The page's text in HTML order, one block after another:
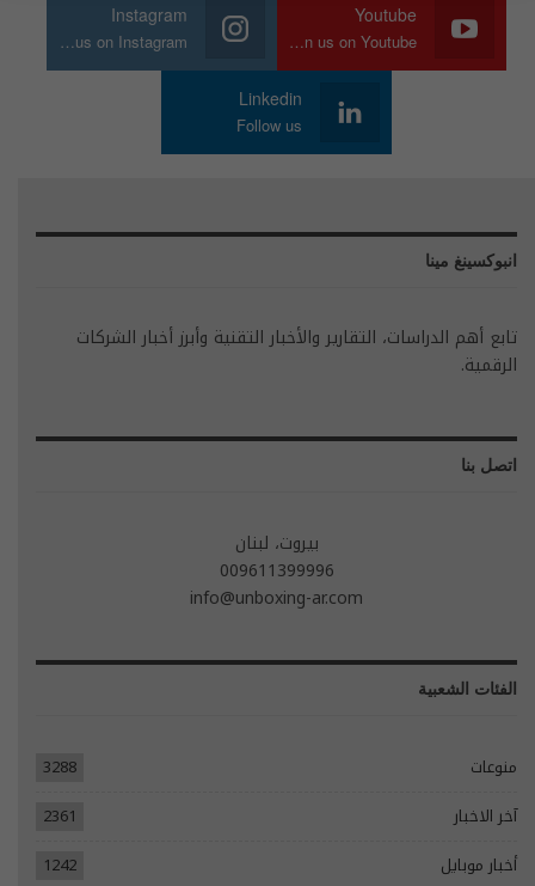
Youtube
Join us on Youtube
Instagram
Join us on Instagram
Linkedin
Follow us
انبوكسينغ مينا
تابع أهم الدراسات، التقارير والأخبار التقنية وأبرز أخبار الشركات
الرقمية.
اتصل بنا
بيروت، لبنان
009611399996
info@unboxing-ar.com
الفئات الشعبية
منوعات
3288
آخر الاخبار
2361
أخبار موبايل
1242